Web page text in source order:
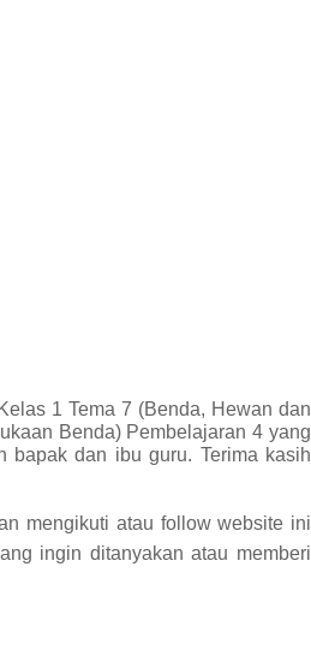
1 Tema 7 (Benda, Hewan dan
Benda) Pembelajaran 4 yang
bapak dan ibu guru. Terima kasih
mengikuti atau follow website ini
ingin ditanyakan atau memberi